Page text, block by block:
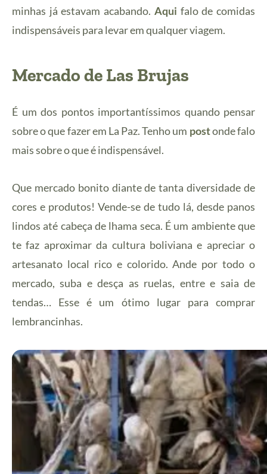
minhas já estavam acabando. Aqui falo de comidas
indispensáveis para levar em qualquer viagem.
Mercado de Las Brujas
É um dos pontos importantíssimos quando pensar
sobre o que fazer em La Paz. Tenho um postonde falo
mais sobre o que é indispensável.
Que mercado bonito diante de tanta diversidade de
cores e produtos! Vende-se de tudo lá, desde panos
lindos até cabeça de lhama seca. É um ambiente que
te faz aproximar da cultura boliviana e apreciar o
artesanato local rico e colorido. Ande por todo o
mercado, suba e desça as ruelas, entre e saia de
tendas… Esse é um ótimo lugar para comprar
lembrancinhas.